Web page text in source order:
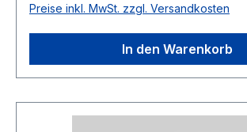
Fertigbohrung und
und zölligen Teilungen. Je nach
Scheibendurchmesser gibt es diese
Alu. Gewicht: 1,94 kgkg
Preise inkl. MwSt. zzgl. Versandkosten
In den Warenkorb